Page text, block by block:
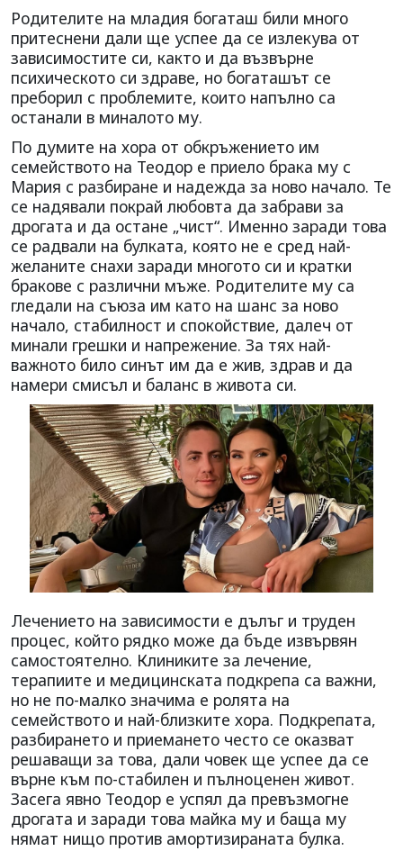
Родителите на младия богаташ били много
притеснени дали ще успее да се излекува от
зависимостите си, както и да възвърне
психическото си здраве, но богаташът се
преборил с проблемите, които напълно са
останали в миналото му.
По думите на хора от обкръжението им
семейството на Теодор е приело брака му с
Мария с разбиране и надежда за ново начало. Те
се надявали покрай любовта да забрави за
дрогата и да остане „чист“. Именно заради това
се радвали на булката, която не е сред най-
желаните снахи заради многото си и кратки
бракове с различни мъже. Родителите му са
гледали на съюза им като на шанс за ново
начало, стабилност и спокойствие, далеч от
минали грешки и напрежение. За тях най-
важното било синът им да е жив, здрав и да
намери смисъл и баланс в живота си.
Лечението на зависимости е дълъг и труден
процес, който рядко може да бъде извървян
самостоятелно. Клиниките за лечение,
терапиите и медицинската подкрепа са важни,
но не по-малко значима е ролята на
семейството и най-близките хора. Подкрепата,
разбирането и приемането често се оказват
решаващи за това, дали човек ще успее да се
върне към по-стабилен и пълноценен живот.
Засега явно Теодор е успял да превъзмогне
дрогата и заради това майка му и баща му
нямат нищо против амортизираната булка.